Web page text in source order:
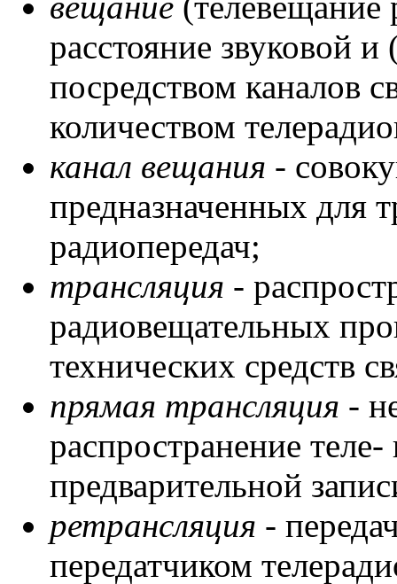
расстояние звуковой
посредством каналов
количеством
канал вещания -
предназначенных для
радиопередач;
трансляция -
радиовещательных
технических средств
прямая трансляция -
распространение
предварительной
ретрансляция -
передатчиком